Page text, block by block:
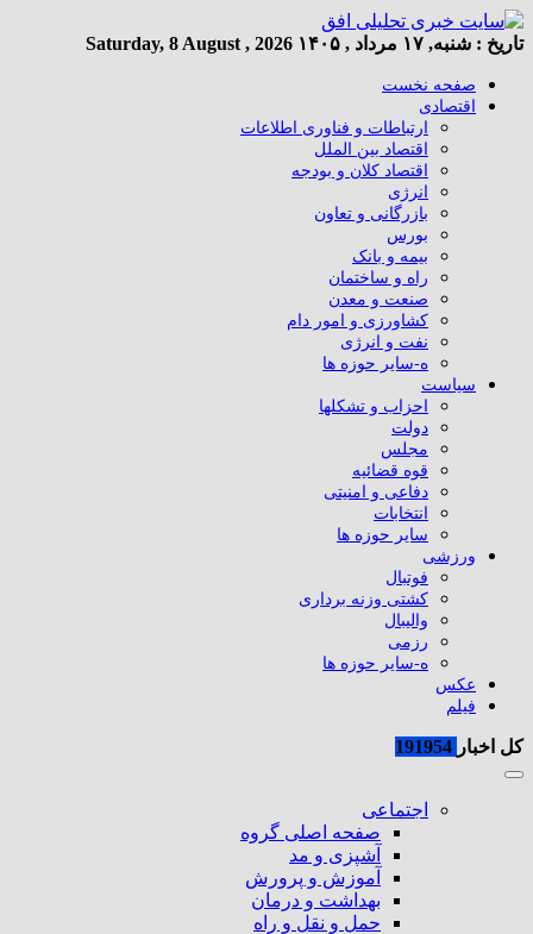
تاریخ : شنبه, ۱۷ مرداد , ۱۴۰۵ Saturday, 8 August , 2026
صفحه نخست
اقتصادی
ارتباطات و فناوری اطلاعات
اقتصاد بین الملل
اقتصاد کلان و بودجه
انرژی
بازرگانی و تعاون
بورس
بیمه و بانک
راه و ساختمان
صنعت و معدن
کشاورزی و امور دام
نفت و انرژی
ه-سایر حوزه ها
سیاست
احزاب و تشکلها
دولت
مجلس
قوه قضائیه
دفاعی و امنیتی
انتخابات
سایر حوزه ها
ورزشی
فوتبال
کشتی وزنه برداری
والیبال
رزمی
ه-سایر حوزه ها
عکس
فیلم
کل اخبار
اجتماعی
صفحه اصلی گروه
آشپزی و مد
آموزش و پرورش
بهداشت و درمان
حمل و نقل و راه